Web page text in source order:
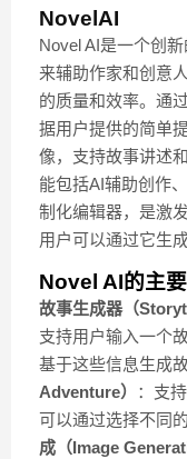
NovelAI
Novel AI是一个创
来辅助作家和创意
的质量和效率。通
据用户提供的简单
像，支持故事讲述
能包括AI辅助创作
制化编辑器，是激
用户可以通过它生
Novel AI的主
故事生成器（
支持用户输入一个
基于这些信息生成
Adventure）
：支
可以通过选择不同
成（Image